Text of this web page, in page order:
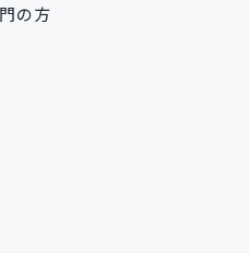
の方